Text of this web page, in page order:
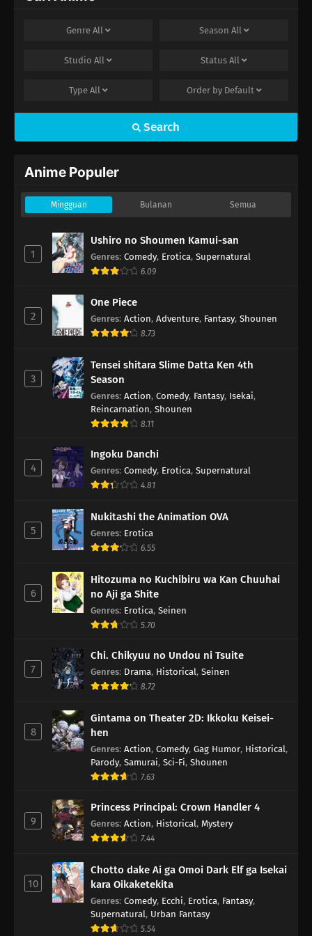
Genre All Season All
Studio All Status All
Type All Order by Default
Search
Anime Populer
Mingguan Bulanan Semua
1
Ushiro no Shoumen Kamui-san
Genres: Comedy, Erotica, Supernatural
6.09
2
One Piece
Genres: Action, Adventure, Fantasy, Shounen
8.73
3
Tensei shitara Slime Datta Ken 4th
Season
Genres: Action, Comedy, Fantasy, Isekai,
Reincarnation, Shounen
8.11
4
Ingoku Danchi
Genres: Comedy, Erotica, Supernatural
4.81
5
Nukitashi the Animation OVA
Genres: Erotica
6.55
6
Hitozuma no Kuchibiru wa Kan Chuuhai
no Aji ga Shite
Genres: Erotica, Seinen
5.70
7
Chi. Chikyuu no Undou ni Tsuite
Genres: Drama, Historical , Seinen
8.72
8
Gintama on Theater 2D: Ikkoku Keisei-
hen
Genres: Action, Comedy, Gag Humor, Historical,
Parody, Samurai, Sci-Fi, Shounen
7.63
9
Princess Principal: Crown Handler 4
Genres: Action, Historical, Mystery
7.44
10
Chotto dake Ai ga Omoi Dark Elf ga Isekai
kara Oikaketekita
Genres: Comedy, Ecchi, Erotica, Fantasy,
Supernatural, Urban Fantasy
5.54